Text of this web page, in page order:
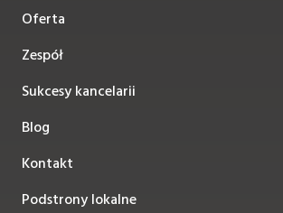
Oferta
Zespół
Sukcesy kancelarii
Blog
Kontakt
Podstrony lokalne